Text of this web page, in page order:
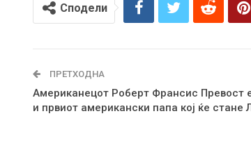
Сподели
ПРЕТХОДНА
Американецот Роберт Франсис Превост
и првиот американски папа кој ќе стане